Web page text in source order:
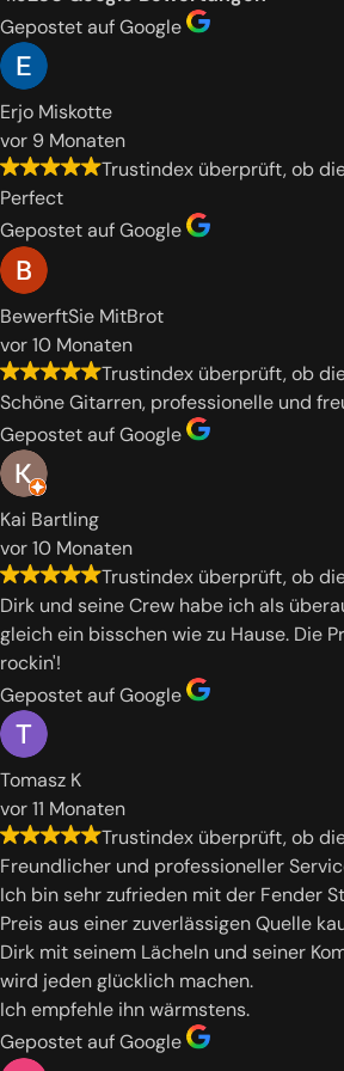
Gepostet auf Google
Erjo Miskotte
vor 9 Monaten
Trustindex überprüft, ob
Perfect
Gepostet auf Google
BewerftSie MitBrot
vor 10 Monaten
Trustindex überprüft, ob
Schöne Gitarren, professionelle und
Gepostet auf Google
Kai Bartling
vor 10 Monaten
Trustindex überprüft, ob
Dirk und seine Crew habe ich als
gleich ein bisschen wie zu Hause. Die
rockin'!
Gepostet auf Google
Tomasz K
vor 11 Monaten
Trustindex überprüft, ob
Freundlicher und professioneller
Ich bin sehr zufrieden mit der Fender
Preis aus einer zuverlässigen Quelle
Dirk mit seinem Lächeln und seiner
wird jeden glücklich machen.
Ich empfehle ihn wärmstens.
Gepostet auf Google